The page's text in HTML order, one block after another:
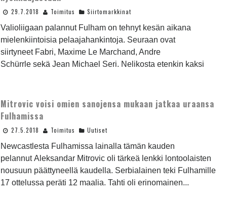
29.7.2018 Toimitus Siirtomarkkinat
Valioliigaan palannut Fulham on tehnyt kesän aikana
mielenkiintoisia pelaajahankintoja. Seuraan ovat
siirtyneet Fabri, Maxime Le Marchand, Andre
Schürrle sekä Jean Michael Seri. Nelikosta etenkin kaksi
Mitrovic voisi omien sanojensa mukaan jatkaa uraansa
Fulhamissa
27.5.2018 Toimitus Uutiset
Newcastlesta Fulhamissa lainalla tämän kauden
pelannut Aleksandar Mitrovic oli tärkeä lenkki lontoolaisten
nousuun päättyneellä kaudella. Serbialainen teki Fulhamille
17 ottelussa peräti 12 maalia. Tahti oli erinomainen...